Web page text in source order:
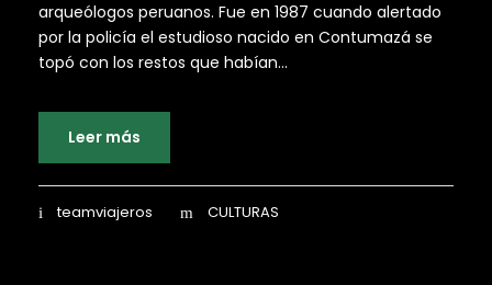
arqueólogos peruanos. Fue en 1987 cuando alertado
por la policía el estudioso nacido en Contumazá se
topó con los restos que habían...
Leer más
teamviajeros CULTURAS